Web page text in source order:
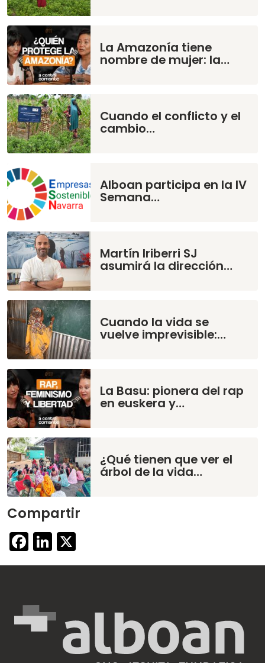
La Amazonía tiene
nombre de mujer: la…
Cuando el conflicto y el
cambio…
Alboan participa en la IV
Semana…
Martín Iriberri SJ
asumirá la dirección…
Cuando la vida se
vuelve imprevisible:…
La Basu: pionera del rap
en euskera y…
¿Qué tienen que ver el
árbol de la vida…
Compartir
Facebook
LinkedIn